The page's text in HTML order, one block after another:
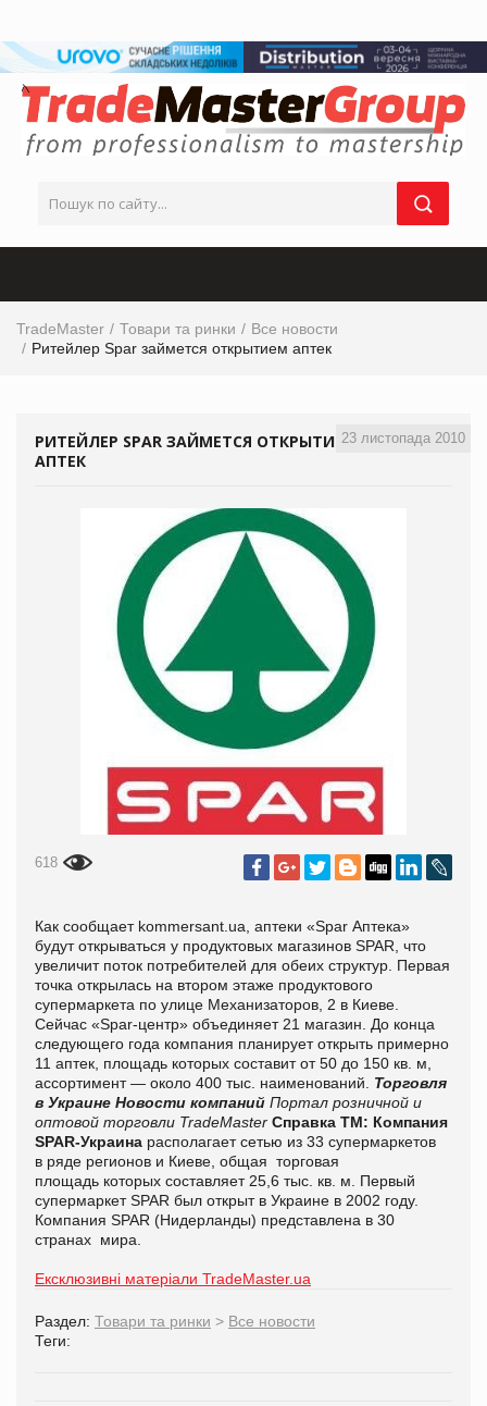
TradeMaster Товари та ринки
Все новости
Ритейлер Spar займется открытием аптек
23 листопада 2010
РИТЕЙЛЕР SPAR ЗАЙМЕТСЯ ОТКРЫТИЕМ
АПТЕК
618
Как сообщает kommersant.ua, аптеки «Spar Аптека»
будут открываться у продуктовых магазинов SPAR, что
увеличит поток потребителей для обеих структур. Первая
точка открылась на втором этаже продуктового
супермаркета по улице Механизаторов, 2 в Киеве.
Сейчас «Spar-центр» объединяет 21 магазин. До конца
следующего года компания планирует открыть примерно
11 аптек, площадь которых составит от 50 до 150 кв. м,
ассортимент — около 400 тыс. наименований. Торговля
в Украине Новости компаний Портал розничной и
оптовой торговли TradeMaster Справка ТМ: Компания
SPAR-Украина располагает сетью из 33 супермаркетов
в ряде регионов и Киеве, общая торговая
площадь которых составляет 25,6 тыс. кв. м. Первый
супермаркет SPAR был открыт в Украине в 2002 году.
Компания SPAR (Нидерланды) представлена в 30
странах мира.
Ексклюзивні матеріали TradeMaster.ua
Раздел: Товари та ринки > Все новости
Теги: